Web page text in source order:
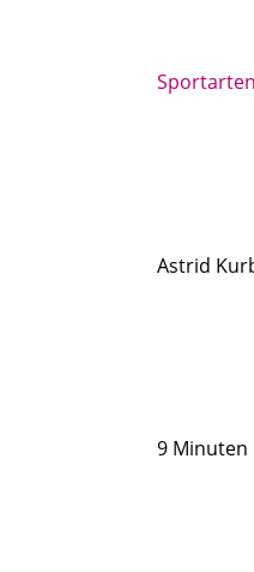
Sportarten
Astrid
9 Minuten